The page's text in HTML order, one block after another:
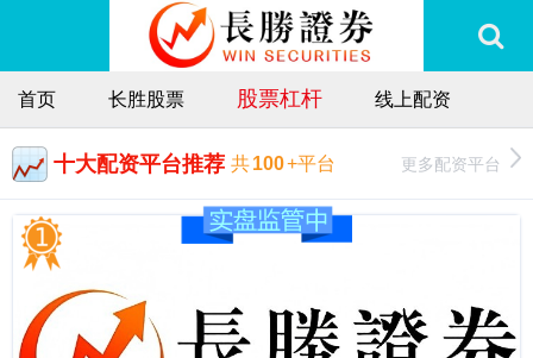
首页 长胜股票 股票杠杆 线上配资
十大配资平台推荐 共100+平台 更多配资平台